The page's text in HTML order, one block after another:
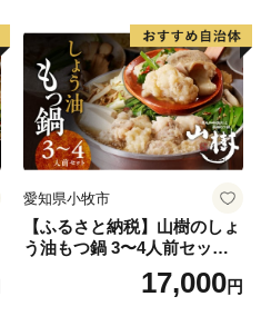
間
愛知県小牧市
【ふるさと納税】山樹のしょ
う油もつ鍋 3〜4人前セット
山樹 国産 牛もつ ホルモン モ
ツ オンライン飲み会 ホーム
17,000円